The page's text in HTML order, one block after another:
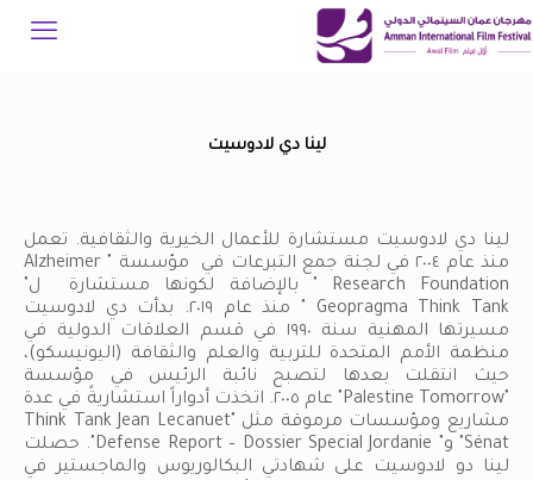
لينا دي لادوسيت
لينا دي لادوسيت مستشارة للأعمال الخيرية والثقافية. تعمل
منذ عام ٢٠٠٤ في لجنة جمع التبرعات في مؤسسة " Alzheimer
Research Foundation " بالإضافة لكونها مستشارة ل"
Geopragma Think Tank " منذ عام ٢٠١٩. بدأت دي لادوسيت
مسيرتها المهنية سنة ١٩٩٠ في قسم العلاقات الدولية في
منظمة الأمم المتحدة للتربية والعلم والثقافة (اليونيسكو)،
حيث انتقلت بعدها لتصبح نائبة الرئيس في مؤسسة
"Palestine Tomorrow" عام ٢٠٠٥. اتخذت أدواراً استشاريةً في عدة
مشاريع ومؤسسات مرموقة مثل "Think Tank Jean Lecanuet
Sénat" و" Defense Report – Dossier Special Jordanie". حصلت
لينا دو لادوسيت على شهادتي البكالوريوس والماجستير في